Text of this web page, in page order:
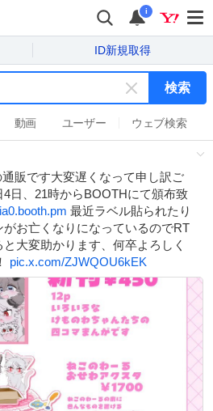
i
ID新規取得
キ
ー
ワ
ド
を
消
す
検索
動画 ユーザー ウェブ検索
通販です大変遅くなって申し訳ご
日、21時からBOOTHにて頒布致
最近ラベル貼られたり
お亡くなりになっているのでRT
大変助かります、何卒よろしく
pic.x.com/ZJWQOU6kEK